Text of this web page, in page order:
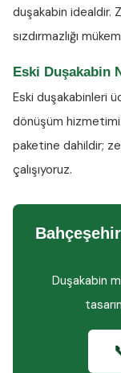
duşakabin idealdir.
sızdırmazlığı
Eski Duşakabin
Eski duşakabinleri
dönüşüm
paketine dahildir;
çalışıyoruz.
Duşakabin